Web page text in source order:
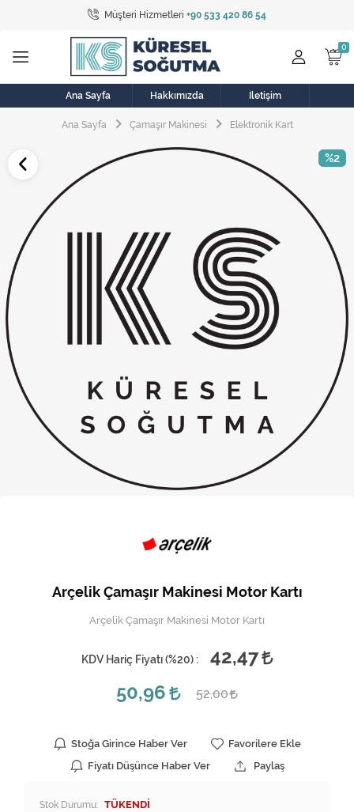
Müşteri Hizmetleri +90 533 420 86 54
Tüm Kategoriler
Bulaşık Makinesi
Buzdolabı
Çamaşır Kurutma Makinesi
Elektrikli Aksamlar
Elektrikli Süpürge
Fan
Fırın, Ocak ve Aspiratör
Klima
Kombi
Musluk
Ana Sayfa Hakkımızda İletişim
Ana Sayfa Çamaşır Makinesi Elektronik Kart
%2
Arçelik Çamaşır Makinesi Motor Kartı
Arçelik Çamaşır Makinesi Motor Kartı
KDV Hariç Fiyatı (%20) :
42,47
50,96
52,00
Stoğa Girince Haber Ver
Favorilere Ekle
Fiyatı Düşünce Haber Ver
Paylaş
Stok Durumu: TÜKENDİ